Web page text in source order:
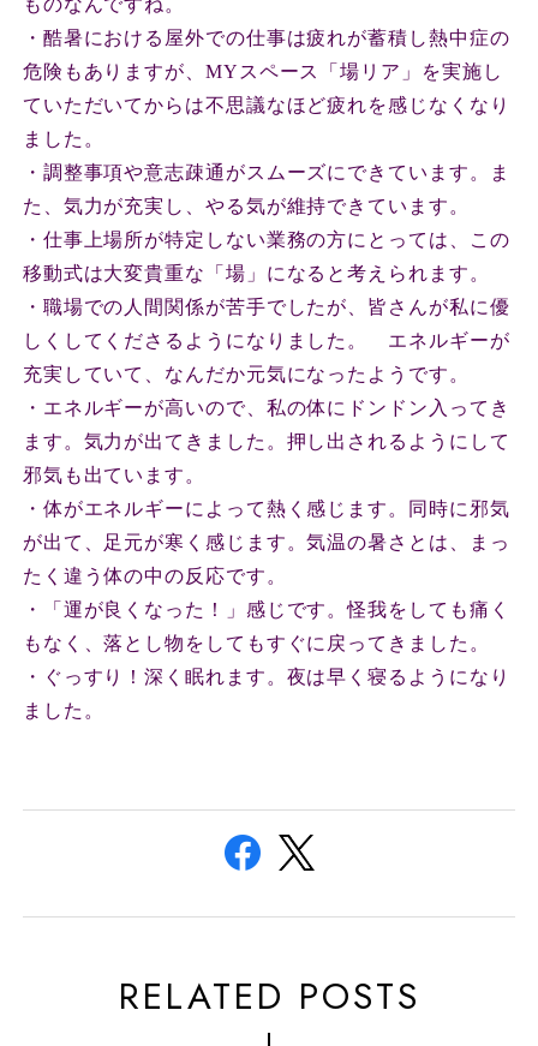
ものなんですね。
・酷暑における屋外での仕事は疲れが蓄積し熱中症の
危険もありますが、 MY スペース「場リア」を実施し
ていただいてからは不思議なほど疲れを感じなくなり
ました。
・調整事項や意志疎通がスムーズにできています。ま
た、気力が充実し、やる気が維持できています。
・仕事上場所が特定しない業務の方にとっては、この
移動式は大変貴重な「場」になると考えられます。
・職場での人間関係が苦手でしたが、皆さんが私に優
しくしてくださるようになりました。 エネルギーが
充実していて、なんだか元気になったようです。
・エネルギーが高いので、私の体にドンドン入ってき
ます。気力が出てきました。押し出されるようにして
邪気も出ています。
・体がエネルギーによって熱く感じます。同時に邪気
が出て、足元が寒く感じます。気温の暑さとは、まっ
たく違う体の中の反応です。
・「運が良くなった！」感じです。怪我をしても痛く
もなく、落とし物をしてもすぐに戻ってきました。
・ぐっすり！深く眠れます。夜は早く寝るようになり
ました。
RELATED POSTS